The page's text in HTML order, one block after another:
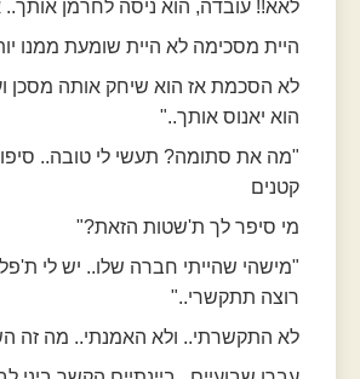
לאא!! עובדה, הוא ניסה לחרמן
היית מסכימה לא היית שומעת ממנו
לא הסכמת אז הוא שיחק אותה מסכן
הוא יאנוס אותך.."
"מה את סתומה? תעשי לי טובה..
קטנים
מי סיפר לך ת'שטות הזאת?"
"מישהי שהייתי חברה שלו.. יש לי
רוצה תתקשרי.."
לא התקשרתי.. ולא האמנתי.. מה זה